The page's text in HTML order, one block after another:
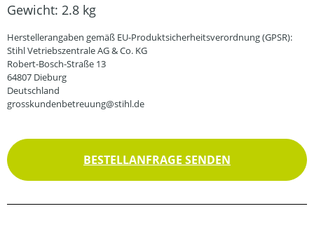
Gewicht: 2.8 kg
Herstellerangaben gemäß EU-Produktsicherheitsverordnung (GPSR):
Stihl Vetriebszentrale AG & Co. KG
Robert-Bosch-Straße 13
64807 Dieburg
Deutschland
grosskundenbetreuung@stihl.de
BESTELLANFRAGE SENDEN